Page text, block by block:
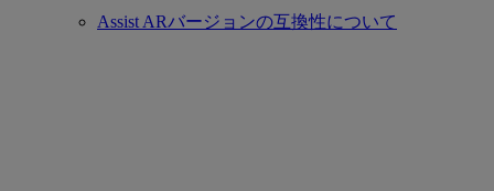
Assist ARバージョンの互換性について